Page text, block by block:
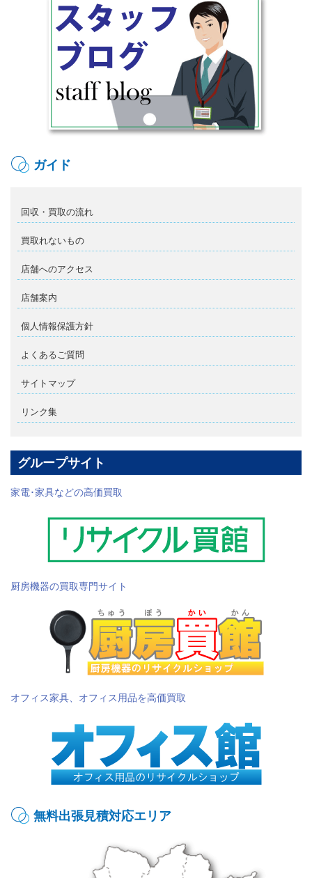
ガイド
回収・買取の流れ
買取れないもの
店舗へのアクセス
店舗案内
個人情報保護方針
よくあるご質問
サイトマップ
リンク集
グループサイト
家電･家具などの高価買取
厨房機器の買取専門サイト
オフィス家具、オフィス用品を高価買取
無料出張見積対応エリア